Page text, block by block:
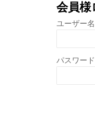
会員様
ユーザー
パスワード